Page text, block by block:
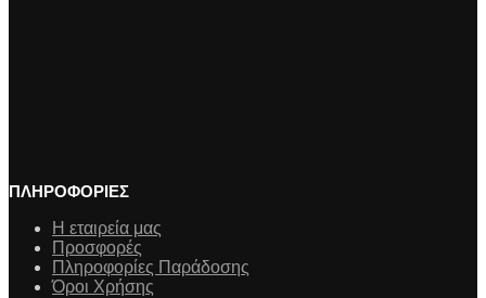
ΠΛΗΡΟΦΟΡΙΕΣ
Η εταιρεία μας
Προσφορές
Πληροφορίες Παράδοσης
Όροι Χρήσης